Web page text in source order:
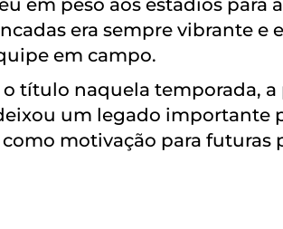
em peso aos estádios para
era sempre vibrante e
em campo.
título naquela temporada,
um legado importante
motivação para futuras